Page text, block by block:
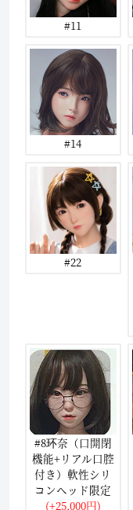
#11
#14
#22
#8环奈（口開閉
機能+リアル口腔
付き）軟性シリ
コンヘッド限定
(+25,000円)